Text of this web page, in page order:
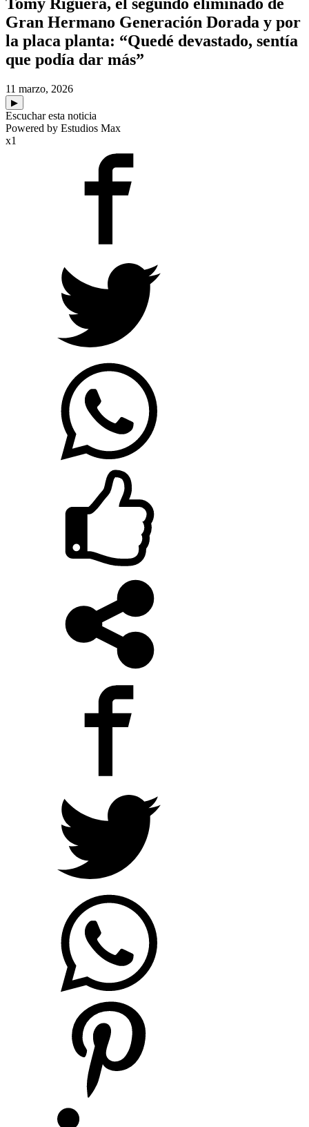
Gran Hermano Generación Dorada y por
la placa planta: “Quedé devastado, sentía
que podía dar más”
11 marzo, 2026
▶
Escuchar esta noticia
Powered by Estudios Max
x1